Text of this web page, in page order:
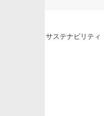
サステナビリティ